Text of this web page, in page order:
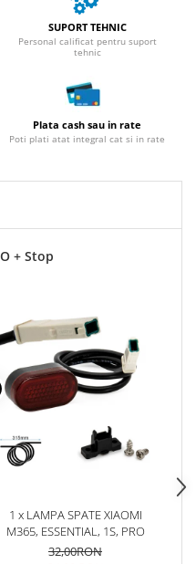
SUPORT TEHNIC
Personal calificat pentru suport
tehnic
Plata cash sau in rate
Poti plati atat integral cat si in rate
+ Stop
1 x LAMPA SPATE XIAOMI
M365, ESSENTIAL, 1S, PRO
32,00RON